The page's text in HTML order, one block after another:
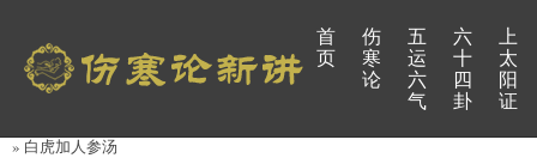
首
页
伤
寒
论
五
运
六
气
六
十
四
卦
上
太
阳
证
» 白虎加人参汤